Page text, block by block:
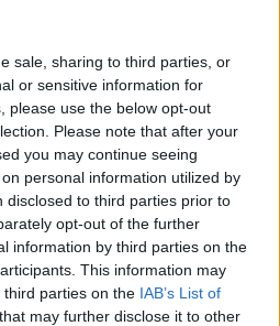
sale, sharing to third parties, or
or sensitive information for
please use the below opt-out
Please note that after your
you may continue seeing
personal information utilized by
disclosed to third parties prior to
opt-out of the further
information by third parties on the
This information may
parties on the IAB’s List of
that may further disclose it to other